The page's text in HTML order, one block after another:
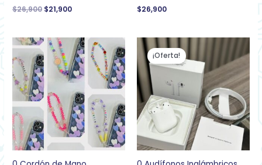
$26,900 $21,900 $26,900
¡Oferta!
precio
original
era:
$99,900.
actual
es:
$69,900.